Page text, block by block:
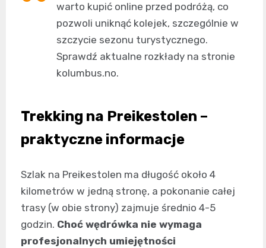
warto kupić online przed podróżą, co
pozwoli uniknąć kolejek, szczególnie w
szczycie sezonu turystycznego.
Sprawdź aktualne rozkłady na stronie
kolumbus.no.
Trekking na Preikestolen –
praktyczne informacje
Szlak na Preikestolen ma długość około 4
kilometrów w jedną stronę, a pokonanie całej
trasy (w obie strony) zajmuje średnio 4-5
godzin. Choć wędrówka nie wymaga
profesjonalnych umiejętności